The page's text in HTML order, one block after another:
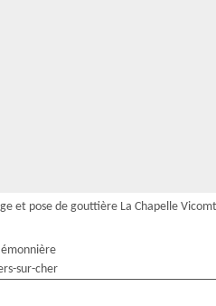
et pose de gouttière La Chapelle
sur-cher